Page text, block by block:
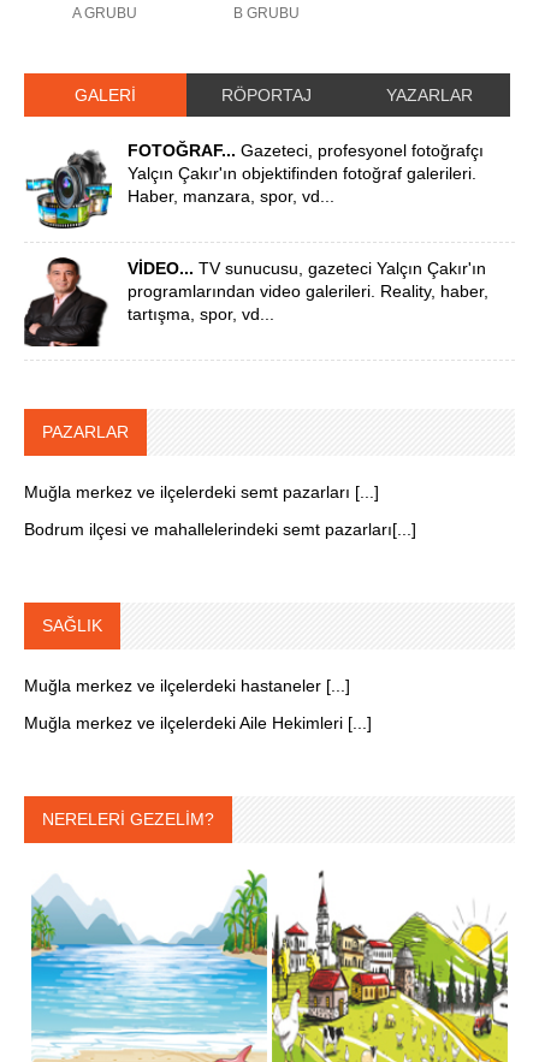
A GRUBU B GRUBU
GALERİ RÖPORTAJ YAZARLAR
FOTOĞRAF... Gazeteci, profesyonel fotoğrafçı
Yalçın Çakır'ın objektifinden fotoğraf galerileri.
Haber, manzara, spor, vd...
VİDEO... TV sunucusu, gazeteci Yalçın Çakır'ın
programlarından video galerileri. Reality, haber,
tartışma, spor, vd...
PAZARLAR
Muğla merkez ve ilçelerdeki semt pazarları [...]
Bodrum ilçesi ve mahallelerindeki semt pazarları[...]
SAĞLIK
Muğla merkez ve ilçelerdeki hastaneler [...]
Muğla merkez ve ilçelerdeki Aile Hekimleri [...]
NERELERİ GEZELİM?